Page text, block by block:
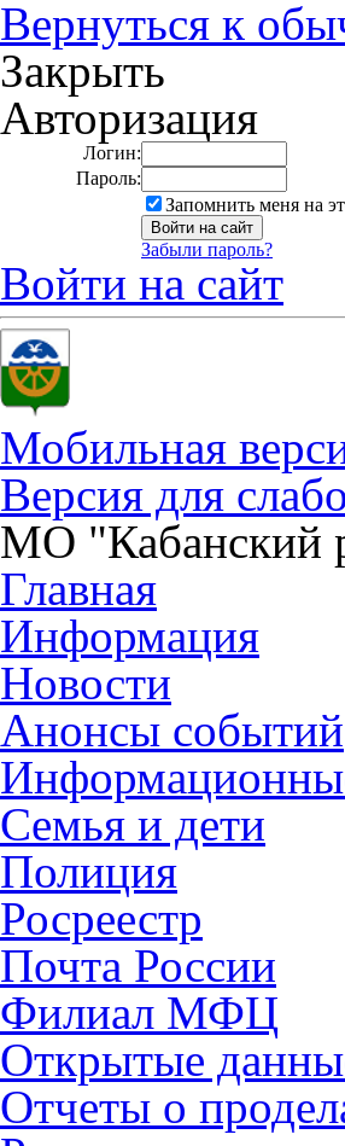
Вернуться к
Закрыть
Авторизация
Логин:
Пароль:
Запомнить меня на
Забыли пароль?
Войти на сайт
Мобильная
Версия для
МО "Кабанский
Главная
Информация
Новости
Анонсы событий
Семья и дети
Полиция
Росреестр
Почта России
Филиал МФЦ
Открытые
Отчеты о